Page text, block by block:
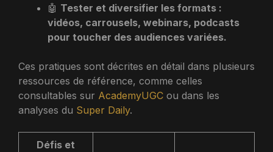
🤖 Tester et diversifier les formats :
vidéos, carrousels, webinars, podcasts
pour toucher des audiences variées.
Ces pratiques sont décrites en détail dans plusieurs
ressources de référence, comme celles
consultables sur AcademyUGC ou dans les
analyses du Super Daily.
Défis et